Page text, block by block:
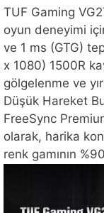
TUF Gaming
oyun deneyimi
ve 1 ms (GTG)
x 1080) 1500R
gölgelenme ve
Düşük Hareket
FreeSync
olarak, harika
renk gamının